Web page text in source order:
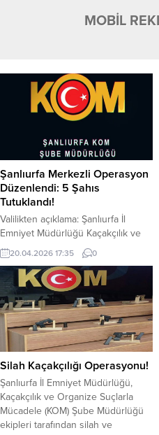
MOBİL
Şanlıurfa Merkezli Operasyon
Düzenlendi: 5 Şahıs
Tutuklandı!
Valilikten açıklama: Şanlıurfa İl
Emniyet Müdürlüğü Kaçakçılık ve
Organize Suçlarla Mücadele (KOM )
“Nitelikli Yağma, Kasten Yaralama,
Kişiyi Hürriyetinden Yoksun Kılma,
6136 SKM, Genel Güvenliği Kasten
Tehlikeye Sokulması, Mala Zarar
Verme, Tehdit ve Hakaret” suçlarına
dair operasyon gerçekleştirildi.
Şanlıurfa Cumhuriyet
Başsavcılığımız koordinesinde
sürdürülen soruşturmada;
14.04.2026 günü ilimiz merkez,
İstanbul ve...
20.04.2026 17:35 0
Silah Kaçakçılığı Operasyonu!
Şanlıurfa İl Emniyet Müdürlüğü,
Kaçakçılık ve Organize Suçlarla
Mücadele (KOM) Şube Müdürlüğü
ekipleri tarafından silah ve